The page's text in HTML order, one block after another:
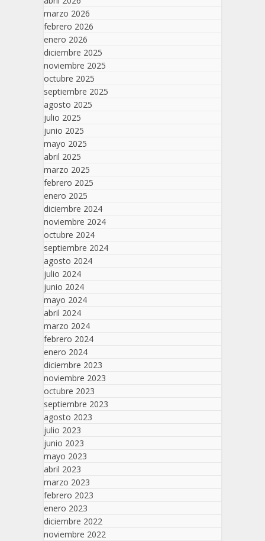
marzo 2026
febrero 2026
enero 2026
diciembre 2025
noviembre 2025
octubre 2025
septiembre 2025
agosto 2025
julio 2025
junio 2025
mayo 2025
abril 2025
marzo 2025
febrero 2025
enero 2025
diciembre 2024
noviembre 2024
octubre 2024
septiembre 2024
agosto 2024
julio 2024
junio 2024
mayo 2024
abril 2024
marzo 2024
febrero 2024
enero 2024
diciembre 2023
noviembre 2023
octubre 2023
septiembre 2023
agosto 2023
julio 2023
junio 2023
mayo 2023
abril 2023
marzo 2023
febrero 2023
enero 2023
diciembre 2022
noviembre 2022